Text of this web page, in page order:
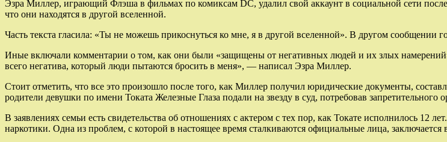
Эзра Миллер, играющий Флэша в фильмах по комиксам DC, удалил свой аккаунт в социальной сети
что они находятся в другой вселенной.
Часть текста гласила: «Ты не можешь прикоснуться ко мне, я в другой вселенной». В другом сообщении
Иные включали комментарии о том, как они были «защищены от негативных людей и их злых
всего негатива, который люди пытаются бросить в меня», — написал Эзра Миллер.
Стоит отметить, что все это произошло после того, как Миллер получил юридические документы,
родители девушки по имени Токата Железные Глаза подали на звезду в суд, потребовав
В заявлениях семьи есть свидетельства об отношениях с актером с тех пор, как Токате исполнилось 12
наркотики. Одна из проблем, с которой в настоящее время сталкиваются официальные лица,